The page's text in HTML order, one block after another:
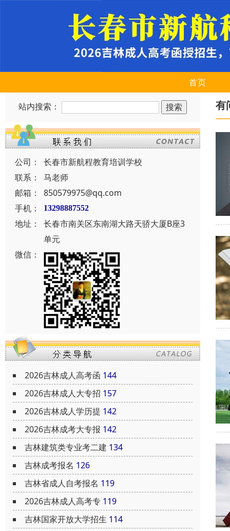
首页
站内搜索：
公司：
长春市新航程教育培训学校
联系：
马老师
邮箱：
850579975@qq.com
手机：
13298887552
地址：
长春市南关区东南湖大路天骄大厦B座3
单元
微信：
2026吉林成人高考函 144
2026吉林成人大专招 157
2026吉林成人学历提 142
2026吉林成考大专报 142
吉林建筑类专业考二建 134
吉林成考报名 126
吉林省成人自考报名 119
2026吉林成人高考专 119
吉林国家开放大学招生 114
有